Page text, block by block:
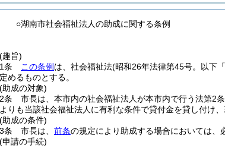
○湖南市社会福祉法人の助成に関する条例
(趣旨)
条
この条例 は、社会福祉法(昭和26年法律第45号。以下
定めるものとする。
(助成の対象)
条
市長は、本市内の社会福祉法人が本市内で行う法第2
よりも当該社会福祉法人に有利な条件で貸付金を貸し付け
(助成の条件)
条
市長は、 前条の規定により助成する場合においては、
(申請の手続)